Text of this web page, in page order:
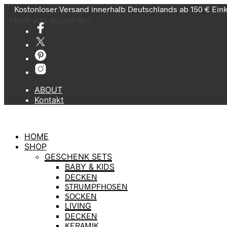
Kostonloser Versand innerhalb Deutschlands ab 150 €
ABOUT
Kontakt
HOME
SHOP
GESCHENK SETS
BABY & KIDS
DECKEN
STRUMPFHOSEN
SOCKEN
LIVING
DECKEN
Nach was suchst du?